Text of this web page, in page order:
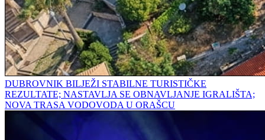
DUBROVNIK BILJEŽI STABILNE TURISTIČKE
REZULTATE; NASTAVLJA SE OBNAVLJANJE IGRALIŠTA;
NOVA TRASA VODOVODA U ORAŠCU